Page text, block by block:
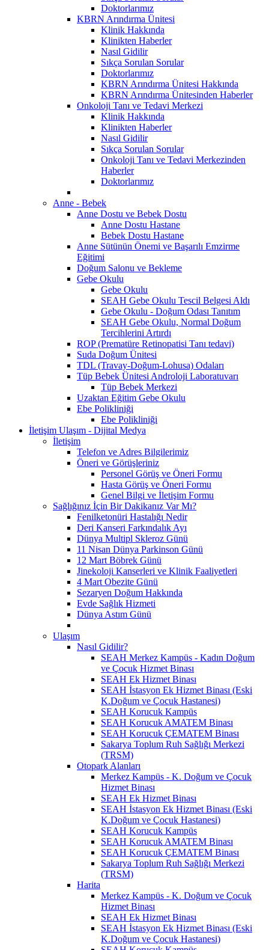
Doktorlarımız
KBRN Arındırma Ünitesi
Klinik Hakkında
Klinikten Haberler
Nasıl Gidilir
Sıkça Sorulan Sorular
Doktorlarımız
KBRN Arındırma Ünitesi Hakkında
KBRN Arındırma Ünitesinden Haberler
Onkoloji Tanı ve Tedavi Merkezi
Klinik Hakkında
Klinikten Haberler
Nasıl Gidilir
Sıkça Sorulan Sorular
Onkoloji Tanı ve Tedavi Merkezinden
Haberler
Doktorlarımız
Anne - Bebek
Anne Dostu ve Bebek Dostu
Anne Dostu Hastane
Bebek Dostu Hastane
Anne Sütünün Önemi ve Başarılı Emzirme
Eğitimi
Doğum Salonu ve Bekleme
Gebe Okulu
Gebe Okulu
SEAH Gebe Okulu Tescil Belgesi Aldı
Gebe Okulu - Doğum Odası Tanıtım
SEAH Gebe Okulu, Normal Doğum
Tercihlerini Artırdı
ROP (Prematüre Retinopatisi Tanı tedavi)
Suda Doğum Ünitesi
TDL (Travay-Doğum-Lohusa) Odaları
Tüp Bebek Ünitesi Androloji Laboratuvarı
Tüp Bebek Merkezi
Uzaktan Eğitim Gebe Okulu
Ebe Polikliniği
Ebe Polikliniği
İletişim Ulaşım - Dijital Medya
İletişim
Telefon ve Adres Bilgilerimiz
Öneri ve Görüşleriniz
Personel Görüş ve Öneri Formu
Hasta Görüş ve Öneri Formu
Genel Bilgi ve İletişim Formu
Sağlığınız İçin Bir Dakikanız Var Mı?
Fenilketonüri Hastalığı Nedir
Deri Kanseri Farkındalık Ayı
Dünya Multipl Skleroz Günü
11 Nisan Dünya Parkinson Günü
12 Mart Böbrek Günü
Jinekoloji Kanserleri ve Klinik Faaliyetleri
4 Mart Obezite Günü
Sezaryen Doğum Hakkında
Evde Sağlık Hizmeti
Dünya Astım Günü
Ulaşım
Nasıl Gidilir?
SEAH Merkez Kampüs - Kadın Doğum
ve Çocuk Hizmet Binası
SEAH Ek Hizmet Binası
SEAH İstasyon Ek Hizmet Binası (Eski
K.Doğum ve Çocuk Hastanesi)
SEAH Korucuk Kampüs
SEAH Korucuk AMATEM Binası
SEAH Korucuk ÇEMATEM Binası
Sakarya Toplum Ruh Sağlığı Merkezi
(TRSM)
Otopark Alanları
Merkez Kampüs - K. Doğum ve Çocuk
Hizmet Binası
SEAH Ek Hizmet Binası
SEAH İstasyon Ek Hizmet Binası (Eski
K.Doğum ve Çocuk Hastanesi)
SEAH Korucuk Kampüs
SEAH Korucuk AMATEM Binası
SEAH Korucuk ÇEMATEM Binası
Sakarya Toplum Ruh Sağlığı Merkezi
(TRSM)
Harita
Merkez Kampüs - K. Doğum ve Çocuk
Hizmet Binası
SEAH Ek Hizmet Binası
SEAH İstasyon Ek Hizmet Binası (Eski
K.Doğum ve Çocuk Hastanesi)